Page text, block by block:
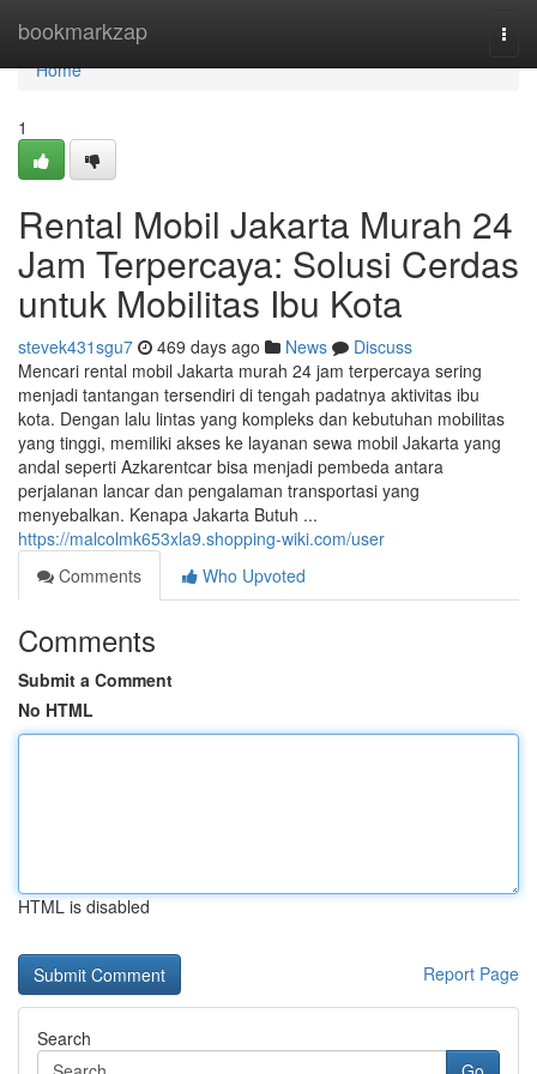
bookmarkzap
Home
Home
1
Rental Mobil Jakarta Murah 24
Jam Terpercaya: Solusi Cerdas
untuk Mobilitas Ibu Kota
stevek431sgu7 469 days ago News
Discuss
Mencari rental mobil Jakarta murah 24 jam terpercaya sering
menjadi tantangan tersendiri di tengah padatnya aktivitas ibu
kota. Dengan lalu lintas yang kompleks dan kebutuhan mobilitas
yang tinggi, memiliki akses ke layanan sewa mobil Jakarta yang
andal seperti Azkarentcar bisa menjadi pembeda antara
perjalanan lancar dan pengalaman transportasi yang
menyebalkan. Kenapa Jakarta Butuh ...
https://malcolmk653xla9.shopping-wiki.com/user
Comments
Who Upvoted
Comments
Submit a Comment
No HTML
HTML is disabled
Report Page
Search